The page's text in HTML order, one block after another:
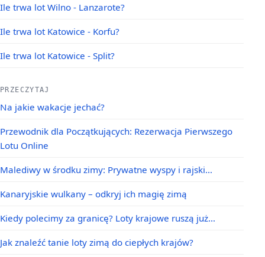
Ile trwa lot Wilno - Lanzarote?
Ile trwa lot Katowice - Korfu?
Ile trwa lot Katowice - Split?
PRZECZYTAJ
Na jakie wakacje jechać?
Przewodnik dla Początkujących: Rezerwacja Pierwszego
Lotu Online
Malediwy w środku zimy: Prywatne wyspy i rajski…
Kanaryjskie wulkany – odkryj ich magię zimą
Kiedy polecimy za granicę? Loty krajowe ruszą już…
Jak znaleźć tanie loty zimą do ciepłych krajów?